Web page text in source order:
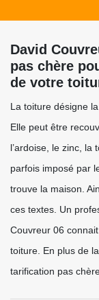
David
pas chère
de votre
La toiture désigne
Elle peut être
l’ardoise, le zinc, la
parfois imposé par
trouve la maison.
ces textes. Un
Couvreur 06
toiture. En plus de
tarification pas